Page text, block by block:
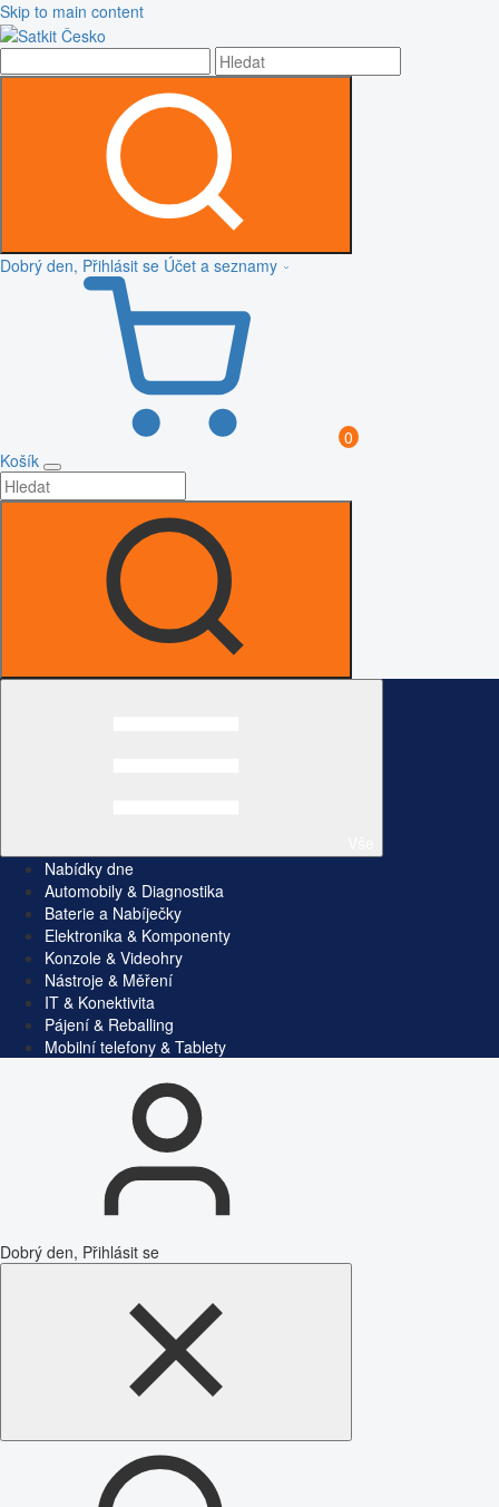
Skip to main content
Dobrý den, Přihlásit se Účet a seznamy
0
Košík
Nabídky dne
Automobily & Diagnostika
Baterie a Nabíječky
Elektronika & Komponenty
Konzole & Videohry
Nástroje & Měření
IT & Konektivita
Pájení & Reballing
Mobilní telefony & Tablety
Dobrý den, Přihlásit se